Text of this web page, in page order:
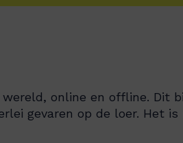
online en offline. Dit
gevaren op de loer. Het